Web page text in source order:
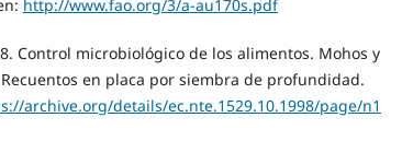
http://www.fao.org/3/a-au170s.pdf
Control microbiológico de los alimentos. Mohos y
en placa por siembra de profundidad.
archive.org/details/ec.nte.1529.10.1998/page/n1